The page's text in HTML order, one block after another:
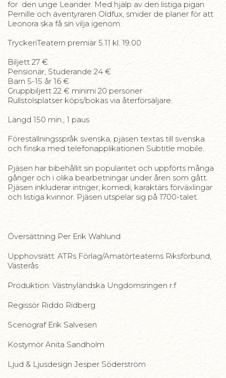
för den unge Leander. Med hjälp av den listiga pigan
Pernille och äventyraren Oldfux, smider de planer för att
Leonora ska få sin vilja igenom.
TryckeriTeatern premiär 5.11 kl. 19.00
Biljett 27 €
Pensionär, Studerande 24 €
Barn 5-15 år 16 €
Gruppbiljett 22 € minimi 20 personer
Rullstolsplatser köps/bokas via återförsäljare.
Längd 150 min., 1 paus
Föreställningsspråk svenska, pjäsen textas till svenska
och finska med telefonapplikationen Subtitle mobile.
Pjäsen har bibehållit sin popularitet och uppförts många
gånger och i olika bearbetningar under åren som gått.
Pjäsen inkluderar intriger, komedi, karaktärs förväxlingar
och listiga kvinnor. Pjäsen utspelar sig på 1700-talet.
Översättning Per Erik Wahlund
Upphovsrätt: ATRs Förlag/Amatörteaterns Riksförbund,
Västerås
Produktion: Västnyländska Ungdomsringen r.f
Regissör Riddo Ridberg
Scenograf Erik Salvesen
Kostymör Anita Sandholm
Ljud & Ljusdesign Jesper Söderström